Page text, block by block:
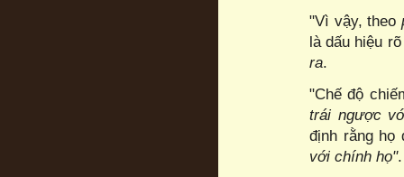
"Vì vậy, theo
là dấu hiệu
ra.
"Chế độ
trái ngược
định rằng họ
với chính họ".